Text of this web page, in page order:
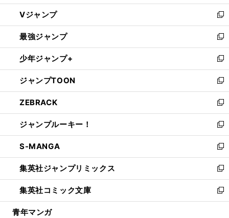
ウ
ィ
ン
ド
ウ
で
開
く
し
い
ウ
ィ
ン
ド
ウ
で
開
く
Vジャンプ
新
し
い
ウ
ィ
ン
ド
ウ
で
開
く
最強ジャンプ
新
し
い
ウ
ィ
ン
ド
ウ
で
開
く
少年ジャンプ+
新
し
い
ウ
ィ
ン
ド
ウ
で
開
く
ジャンプTOON
新
し
い
ウ
ィ
ン
ド
ウ
で
開
く
ZEBRACK
新
し
い
ウ
ィ
ン
ド
ウ
で
開
ジャンプルーキー！
新
し
い
ウ
ィ
ン
ド
ウ
S-MANGA
新
し
い
ウ
ィ
ン
集英社ジャンプリミックス
新
し
い
ウ
集英社コミック文庫
新
し
青年マンガ